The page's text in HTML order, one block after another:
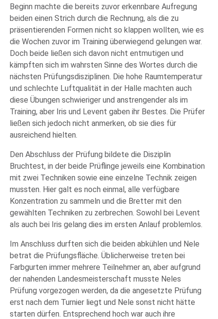
Beginn machte die bereits zuvor erkennbare Aufregung
beiden einen Strich durch die Rechnung, als die zu
präsentierenden Formen nicht so klappen wollten, wie es
die Wochen zuvor im Training überwiegend gelungen war.
Doch beide ließen sich davon nicht entmutigen und
kämpften sich im wahrsten Sinne des Wortes durch die
nächsten Prüfungsdisziplinen. Die hohe Raumtemperatur
und schlechte Luftqualität in der Halle machten auch
diese Übungen schwieriger und anstrengender als im
Training, aber Iris und Levent gaben ihr Bestes. Die Prüfer
ließen sich jedoch nicht anmerken, ob sie dies für
ausreichend hielten.
Den Abschluss der Prüfung bildete die Disziplin
Bruchtest, in der beide Prüflinge jeweils eine Kombination
mit zwei Techniken sowie eine einzelne Technik zeigen
mussten. Hier galt es noch einmal, alle verfügbare
Konzentration zu sammeln und die Bretter mit den
gewählten Techniken zu zerbrechen. Sowohl bei Levent
als auch bei Iris gelang dies im ersten Anlauf problemlos.
Im Anschluss durften sich die beiden abkühlen und Nele
betrat die Prüfungsfläche. Üblicherweise treten bei
Farbgurten immer mehrere Teilnehmer an, aber aufgrund
der nahenden Landesmeisterschaft musste Neles
Prüfung vorgezogen werden, da die angesetzte Prüfung
erst nach dem Turnier liegt und Nele sonst nicht hätte
starten dürfen. Entsprechend hoch war auch ihre